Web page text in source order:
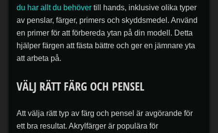
du har allt du behöver till hands, inklusive olika typer
av penslar, färger, primers och skyddsmedel. Använd
en primer för att förbereda ytan på din modell. Detta
hjälper färgen att fästa bättre och ger en jämnare yta
att arbeta på.
VÄLJ RÄTT FÄRG OCH PENSEL
Att välja rätt typ av färg och pensel är avgörande för
ett bra resultat. Akrylfärger är populära för